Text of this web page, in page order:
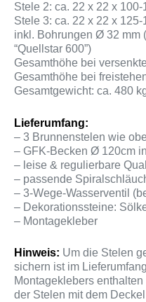
Stele 2: ca. 22 x 22 x
Stele 3: ca. 22 x 22 x
inkl. Bohrungen Ø 32 mm
“Quellstar 600”)
Gesamthöhe bei
Gesamthöhe bei
Gesamtgewicht: ca. 480
Lieferumfang:
– 3 Brunnenstelen wie
– GFK-Becken Ø 120cm
– leise & regulierbare
– passende
– 3-Wege-Wasserventil
– Dekorationssteine:
– Montagekleber
Hinweis: Um die Stelen
sichern ist im
Montageklebers
der Stelen mit dem